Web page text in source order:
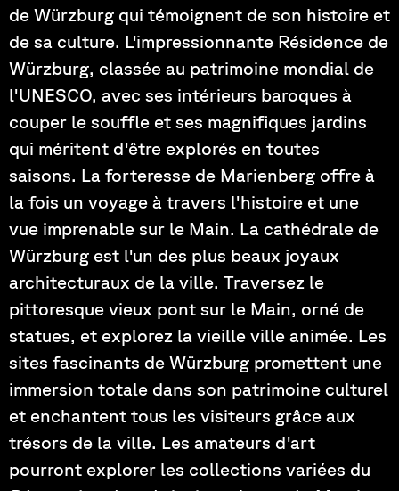
de Würzburg qui témoignent de son histoire et
de sa culture. L'impressionnante Résidence de
Würzburg, classée au patrimoine mondial de
l'UNESCO, avec ses intérieurs baroques à
couper le souffle et ses magnifiques jardins
qui méritent d'être explorés en toutes
saisons. La forteresse de Marienberg offre à
la fois un voyage à travers l'histoire et une
vue imprenable sur le Main. La cathédrale de
Würzburg est l'un des plus beaux joyaux
architecturaux de la ville. Traversez le
pittoresque vieux pont sur le Main, orné de
statues, et explorez la vieille ville animée. Les
sites fascinants de Würzburg promettent une
immersion totale dans son patrimoine culturel
et enchantent tous les visiteurs grâce aux
trésors de la ville. Les amateurs d'art
pourront explorer les collections variées du